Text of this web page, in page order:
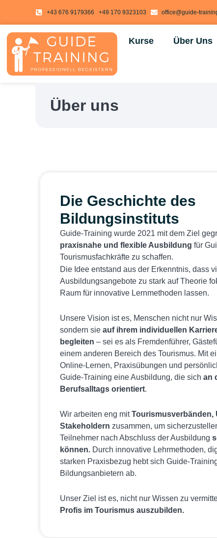
+43 676 9179366 +49 170 9323103 office@guide-
Kurse Über Uns
Über uns
Die Geschichte des
Bildungsinstituts
Guide-Training wurde 2021 mit dem Ziel
praxisnahe und flexible Ausbildung für
Tourismusfachkräfte zu schaffen.
Die Idee entstand aus der Erkenntnis, dass
Ausbildungsangebote zu stark auf Theorie
Raum für innovative Lernmethoden lassen.
Unsere Vision ist es, Menschen nicht nur
sondern sie auf ihrem individuellen
begleiten – sei es als Fremdenführer,
einem anderen Bereich des Tourismus. Mit
Online-Lernen, Praxisübungen und
Guide-Training eine Ausbildung, die sich an
Berufsalltags orientiert.
Wir arbeiten eng mitTourismusverbänden,
Stakeholdern zusammen, um
Teilnehmer nach Abschluss der Ausbildung
können. Durch innovative Lehrmethoden,
starken Praxisbezug hebt sich Guide-
Bildungsanbietern ab.
Unser Ziel ist es, nicht nur Wissen zu
Profis im Tourismus auszubilden.